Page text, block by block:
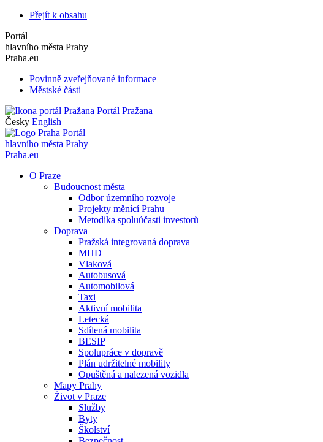
Přejít k obsahu
Portál
hlavního města Prahy
Praha.eu
Povinně zveřejňované informace
Městské části
Portál Pražana
Česky English
Portál
hlavního města Prahy
Praha.eu
O Praze
Budoucnost města
Odbor územního rozvoje
Projekty měnící Prahu
Metodika spoluúčasti investorů
Doprava
Pražská integrovaná doprava
MHD
Vlaková
Autobusová
Automobilová
Taxi
Aktivní mobilita
Letecká
Sdílená mobilita
BESIP
Spolupráce v dopravě
Plán udržitelné mobility
Opuštěná a nalezená vozidla
Mapy Prahy
Život v Praze
Služby
Byty
Školství